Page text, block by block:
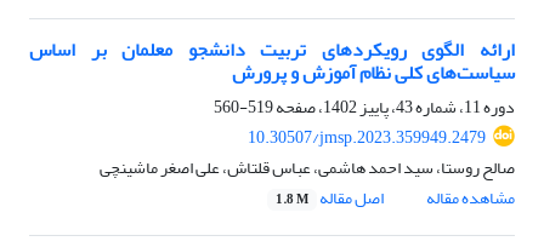
ارائه الگوی رویکردهای تربیت دانشجو معلمان بر اساس
سیاست‌های کلی نظام آموزش و پرورش
دوره 11، شماره 43، پاییز 1402، صفحه
519-560
10.30507/jmsp.2023.359949.2479
صالح روستا، سید احمد هاشمی، عباس قلتاش، علی اصغر ماشینچی
مشاهده مقاله
اصل مقاله 1.8 M